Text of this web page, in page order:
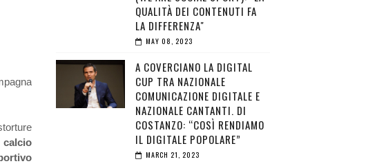
calcio
QUALITÀ DEI CONTENUTI FA
LA DIFFERENZA"
MAY 08, 2023
A COVERCIANO LA DIGITAL
CUP TRA NAZIONALE
COMUNICAZIONE DIGITALE E
NAZIONALE CANTANTI. DI
COSTANZO: “COSÌ RENDIAMO
IL DIGITALE POPOLARE”
MARCH 21, 2023